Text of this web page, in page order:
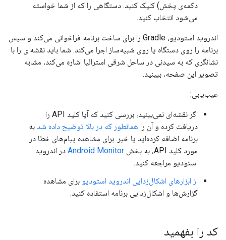
دکمه‌ی پخش) کلیک کنید. دستگاهی را که از شما خواسته
می‌شود انتخاب کنید.
اندروید استودیو، Gradle را برای ساخت برنامه فراخوانی می‌کند و سپس
برنامه را روی دستگاه یا روی شبیه‌ساز اجرا می‌کند. شما باید نقشه‌ای را با
نشانگری که به سیدنی در ساحل شرقی استرالیا اشاره می‌کند، مشابه
تصویر این صفحه، ببینید.
عیب‌یابی:
اگر نقشه‌ای نمی‌بینید، بررسی کنید که آیا کلید API را
دریافت کرده و آن را همانطور که در بالا توضیح داده شد به
برنامه اضافه کرده‌اید یا خیر. برای مشاهده پیام‌های خطا در
مورد کلید API، به بخش
Android Monitor در اندروید
استودیو مراجعه کنید.
از ابزارهای اشکال‌زدایی اندروید استودیو برای مشاهده
گزارش‌ها و اشکال‌زدایی برنامه استفاده کنید.
کد را بفهمید